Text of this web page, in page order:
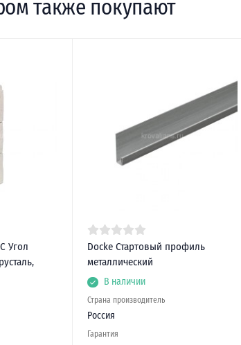
также покупают
Угол
Docke Стартовый профиль
металлический
В наличии
Страна производитель
Россия
Гарантия